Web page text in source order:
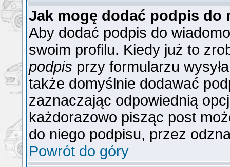
Jak mogę dodać podpis do
Aby dodać podpis do
swoim profilu. Kiedy już to
podpis przy formularzu
także domyślnie dodawać
zaznaczając odpowiednią
każdorazowo pisząc post
do niego podpisu, przez
Powrót do góry